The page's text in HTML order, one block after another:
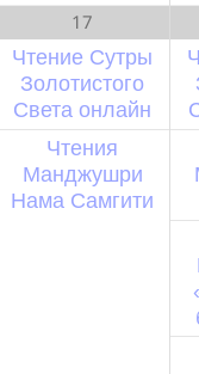
17
Чтение Сутры
Золотистого
Света онлайн
Чтения
Манджушри
Нама Самгити